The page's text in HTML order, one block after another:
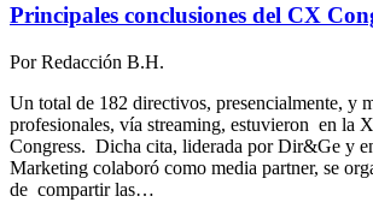
Principales conclusiones del CX
PorRedacción B.H.
Un total de 182 directivos, presencialmente, y
profesionales, vía streaming, estuvieron en la
Congress. Dicha cita, liderada por Dir&Ge y
Marketing colaboró como media partner, se
de compartir las…